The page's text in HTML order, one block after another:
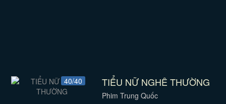
40/40 TIỂU NỮ NGHÊ THƯỜNG
Phim Trung Quốc